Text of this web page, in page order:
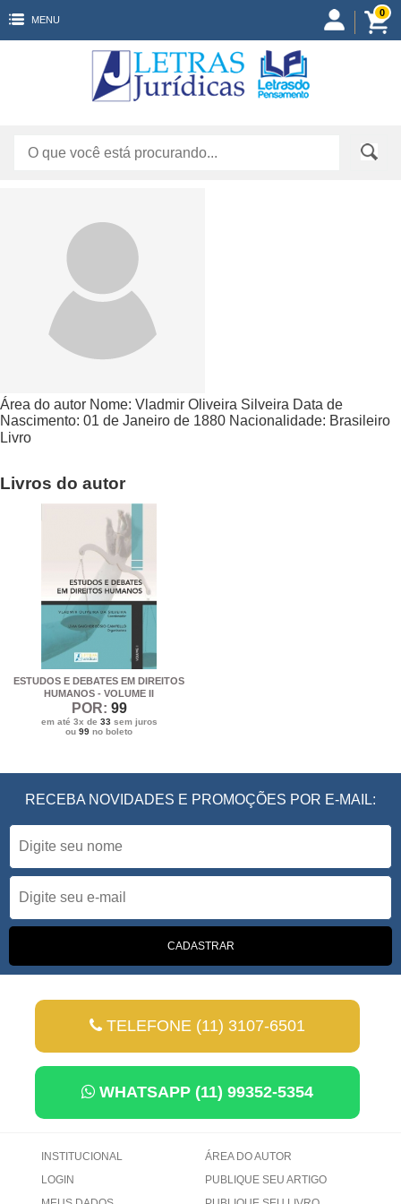
MENU
0
Área do autor Nome: Vladmir Oliveira Silveira Data de
Nascimento: 01 de Janeiro de 1880 Nacionalidade: Brasileiro
Livro
Livros do autor
ESTUDOS E DEBATES EM DIREITOS
HUMANOS - VOLUME II
POR: 99
em até 3x de 33sem juros
ou99 no boleto
RECEBA NOVIDADES E PROMOÇÕES POR E-MAIL:
TELEFONE (11) 3107-6501
WHATSAPP (11) 99352-5354
INSTITUCIONAL
LOGIN
ÁREA DO AUTOR
PUBLIQUE SEU ARTIGO